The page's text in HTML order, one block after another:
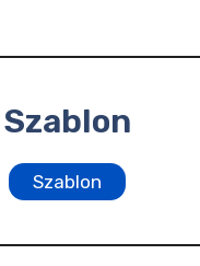
Szablon
Szablon